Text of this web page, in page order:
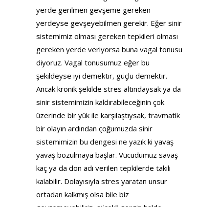
yerde gerilmen gevşeme gereken
yerdeyse gevşeyebilmen gerekir. Eğer sinir
sistemimiz olması gereken tepkileri olması
gereken yerde veriyorsa buna vagal tonusu
diyoruz. Vagal tonusumuz eğer bu
şekildeyse iyi demektir, güçlü demektir.
Ancak kronik şekilde stres altındaysak ya da
sinir sistemimizin kaldırabileceğinin çok
üzerinde bir yük ile karşılaştıysak, travmatik
bir olayın ardından çoğumuzda sinir
sistemimizin bu dengesi ne yazık ki yavaş
yavaş bozulmaya başlar. Vücudumuz savaş
kaç ya da don adı verilen tepkilerde takılı
kalabilir. Dolayısıyla stres yaratan unsur
ortadan kalkmış olsa bile biz